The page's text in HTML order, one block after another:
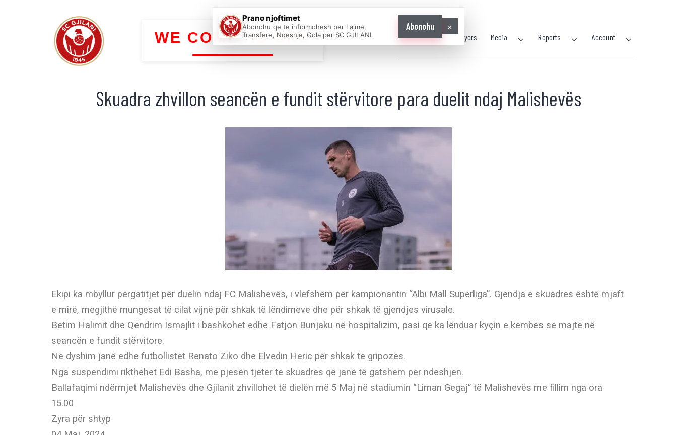
WE COME AS ONE Home News Players Media Reports Account
Skuadra zhvillon seancën e fundit stërvitore para duelit ndaj Malishevës
Ekipi ka mbyllur përgatitjet për duelin ndaj FC Malishevës, i vlefshëm për kampionantin “Albi Mall Superliga”. Gjendja e skuadrës është mjaft
e mirë, megjithë mungesat të cilat vijnë për shkak të lëndimeve dhe për shkak të gjendjes virusale.
Betim Halimit dhe Qëndrim Ismajlit i bashkohet edhe Fatjon Bunjaku në hospitalizim, pasi që ka lënduar kyçin e këmbës së majtë në
seancën e fundit stërvitore.
Në dyshim janë edhe futbollistët Renato Ziko dhe Elvedin Heric për shkak të gripozës.
Nga suspendimi rikthehet Edi Basha, me pjesën tjetër të skuadrës që janë të gatshëm për ndeshjen.
Ballafaqimi ndërmjet Malishevës dhe Gjilanit zhvillohet të dielën më 5 Maj në stadiumin “Liman Gegaj” të Malishevës me fillim nga ora
15.00
Zyra për shtyp
Prano njoftimet
Abonohu qe te informohesh per Lajme,
Transfere, Ndeshje, Gola per SC GJILANI.
Abonohu ×